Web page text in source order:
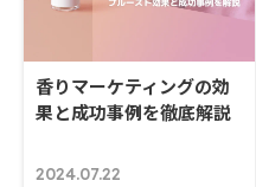
香りマーケティングの効
果と成功事例を徹底解説
2024.07.22